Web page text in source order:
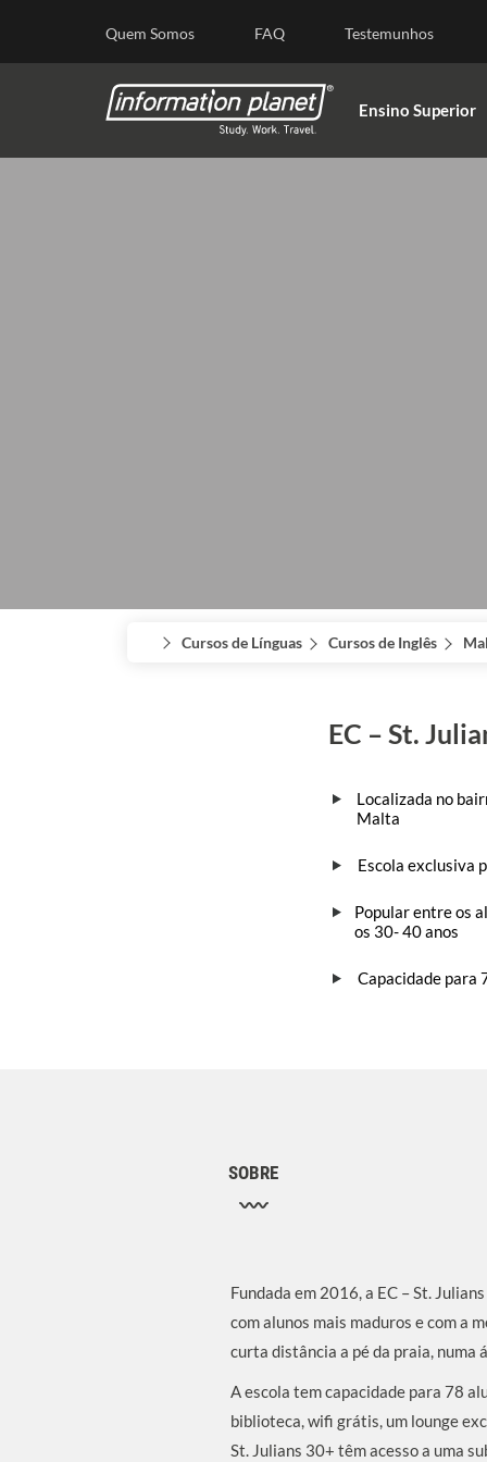
Quem Somos FAQ Testemunhos
Ensino Superior
Cursos de Línguas Cursos de Inglês
EC – St.
Localizada no
Malta
Escola exclusiva
Popular entre os
os 30- 40 anos
Capacidade para
SOBRE
Fundada em 2016, a EC – St.
com alunos mais maduros e com a
curta distância a pé da praia,
A escola tem capacidade para 78
biblioteca, wifi grátis, um lounge
St. Julians 30+ têm acesso a uma